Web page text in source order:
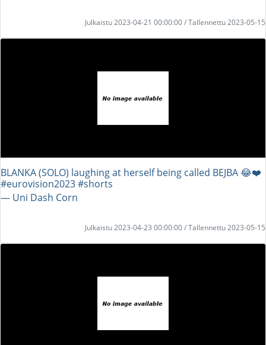
Julkaistu 2023-04-21 00:00:00 / Tallennettu 2023-05-15
BLANKA (SOLO) laughing at herself being called BEJBA 😂❤️
#eurovision2023 #shorts
― Uni Dash Corn
Julkaistu 2023-04-23 00:00:00 / Tallennettu 2023-05-15